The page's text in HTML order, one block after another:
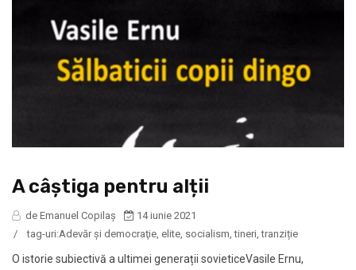
A câștiga pentru alții
de Emanuel Copilaș
14 iunie 2021
/
tag-uri:Adevăr şi democraţie, elite, socialism,tineri,tranziție
O istorie subiectivă a ultimei generații sovieticeVasile Ernu,